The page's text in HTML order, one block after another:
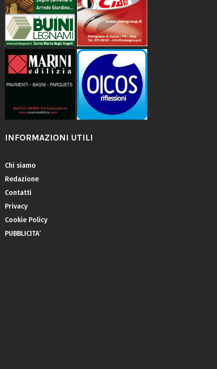
INFORMAZIONI UTILI
Chi siamo
Redazione
Contatti
Privacy
Cookie Policy
PUBBLICITA’